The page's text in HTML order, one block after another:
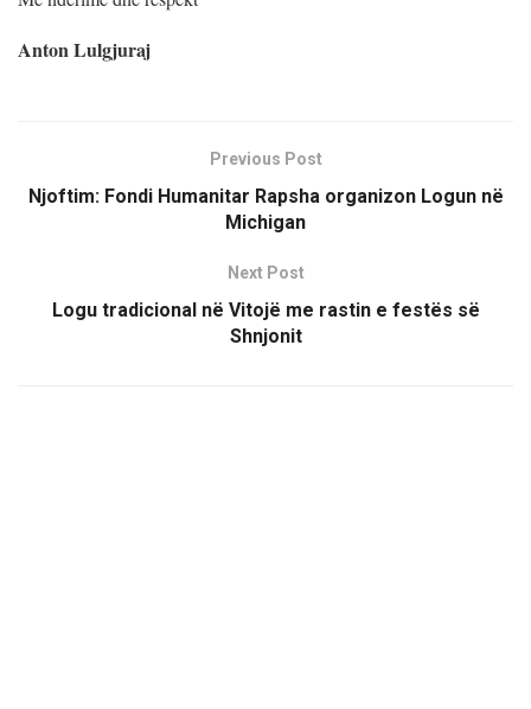
Anton Lulgjuraj
Previous Post
Njoftim: Fondi Humanitar Rapsha organizon Logun në
Michigan
Next Post
Logu tradicional në Vitojë me rastin e festës së
Shnjonit